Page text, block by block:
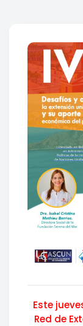
Este
Red de